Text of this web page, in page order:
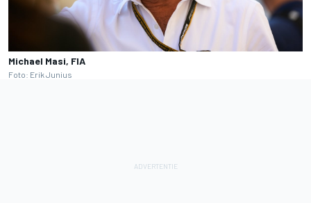
Michael Masi, FIA
Foto: Erik Junius